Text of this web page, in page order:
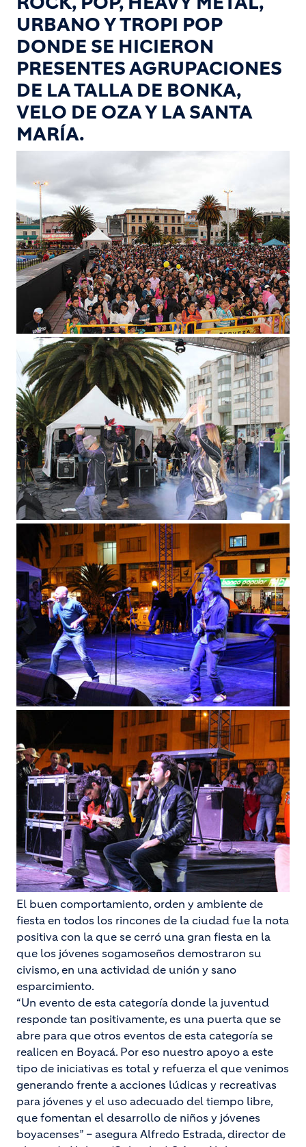
URBANO Y TROPI POP
DONDE SE HICIERON
PRESENTES AGRUPACIONES
DE LA TALLA DE BONKA,
VELO DE OZA Y LA SANTA
MARÍA.
El buen comportamiento, orden y ambiente de
fiesta en todos los rincones de la ciudad fue la nota
positiva con la que se cerró una gran fiesta en la
que los jóvenes sogamoseños demostraron su
civismo, en una actividad de unión y sano
esparcimiento.
“Un evento de esta categoría donde la juventud
responde tan positivamente, es una puerta que se
abre para que otros eventos de esta categoría se
realicen en Boyacá. Por eso nuestro apoyo a este
tipo de iniciativas es total y refuerza el que venimos
generando frente a acciones lúdicas y recreativas
para jóvenes y el uso adecuado del tiempo libre,
que fomentan el desarrollo de niños y jóvenes
boyacenses” – asegura Alfredo Estrada, director de